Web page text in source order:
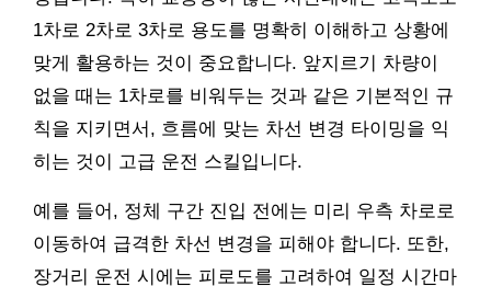
1차로 2차로 3차로 용도를 명확히 이해하고 상황에
맞게 활용하는 것이 중요합니다. 앞지르기 차량이
없을 때는 1차로를 비워두는 것과 같은 기본적인 규
칙을 지키면서, 흐름에 맞는 차선 변경 타이밍을 익
히는 것이 고급 운전 스킬입니다.
예를 들어, 정체 구간 진입 전에는 미리 우측 차로로
이동하여 급격한 차선 변경을 피해야 합니다. 또한,
장거리 운전 시에는 피로도를 고려하여 일정 시간마